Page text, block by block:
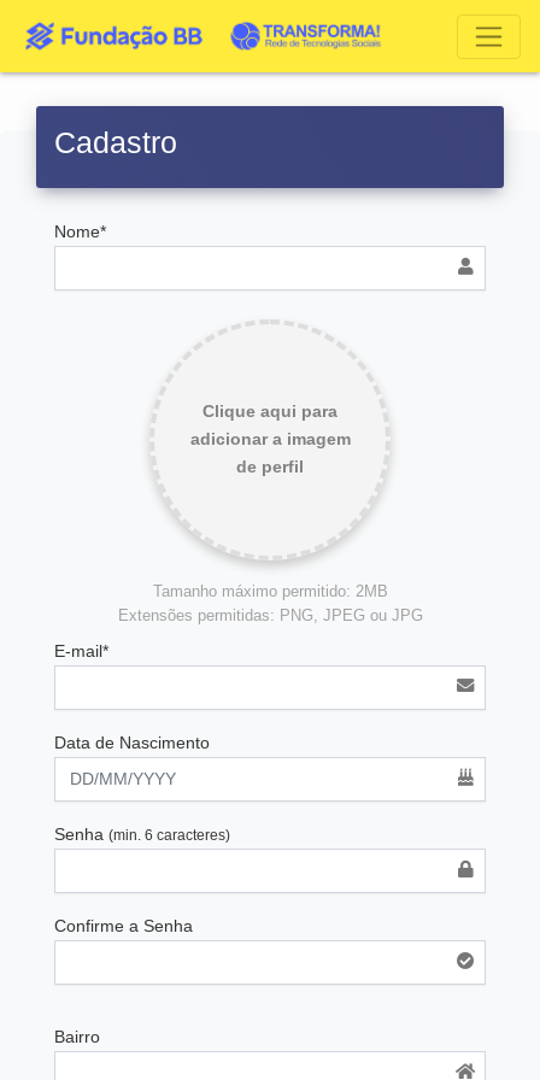
Cadastro
Nome*
Clique aqui para
adicionar a imagem
de perfil
Tamanho máximo permitido: 2MB
Extensões permitidas: PNG, JPEG ou JPG
E-mail*
Data de Nascimento
Senha (min. 6 caracteres)
Confirme a Senha
Bairro